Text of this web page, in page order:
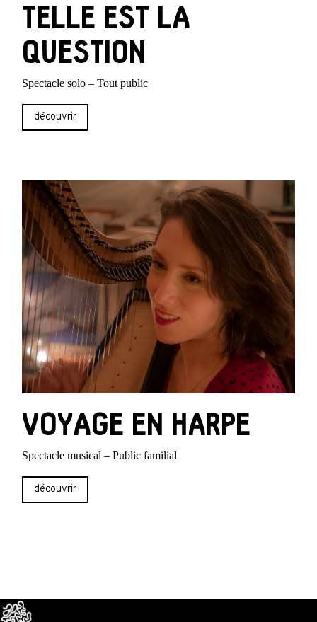
TELLE EST LA
QUESTION
Spectacle solo – Tout public
découvrir
VOYAGE EN HARPE
Spectacle musical – Public familial
découvrir